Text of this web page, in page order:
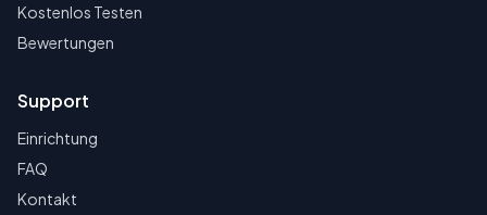
Kostenlos Testen
Bewertungen
Support
Einrichtung
FAQ
Kontakt